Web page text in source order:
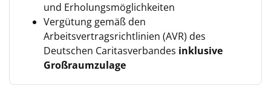
und Erholungsmöglichkeiten
Vergütung gemäß den
Arbeitsvertragsrichtlinien (AVR) des
Deutschen Caritasverbandes inklusive
Großraumzulage